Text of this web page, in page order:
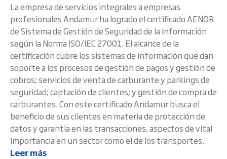
La empresa de servicios integrales a empresas
profesionales Andamur ha logrado el certificado AENOR
de Sistema de Gestión de Seguridad de la Información
según la Norma ISO/IEC 27001. El alcance de la
certificación cubre los sistemas de información que dan
soporte a los procesos de gestión de pagos y gestión de
cobros; servicios de venta de carburante y parkings de
seguridad; captación de clientes; y gestión de compra de
carburantes. Con este certificado Andamur busca el
beneficio de sus clientes en materia de protección de
datos y garantía en las transacciones, aspectos de vital
importancia en un sector como el de los transportes.
Leer más